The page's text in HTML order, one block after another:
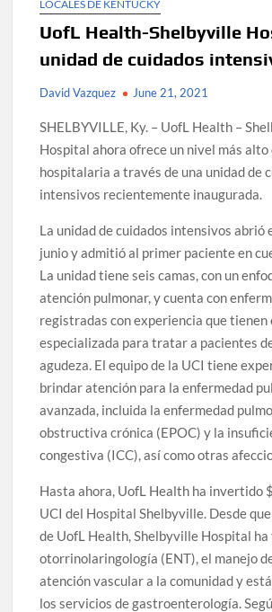
LOCALES DE KENTUCKY
UofL Health-Shelbyville
unidad de cuidados
David Vazquez June 21, 2021
SHELBYVILLE, Ky. – UofL Health –
Hospital ahora ofrece un nivel más alto
hospitalaria a través de una unidad de
intensivos recientemente inaugurada.
La unidad de cuidados intensivos abrió
junio y admitió al primer paciente en
La unidad tiene seis camas, con un
atención pulmonar, y cuenta con
registradas con experiencia que tienen
especializada para tratar a pacientes
agudeza. El equipo de la UCI tiene
brindar atención para la enfermedad
avanzada, incluida la enfermedad
obstructiva crónica (EPOC) y la
congestiva (ICC), así como otras
Hasta ahora, UofL Health ha invertido
UCI del Hospital Shelbyville. Desde
de UofL Health, Shelbyville Hospital
otorrinolaringología (ENT), el manejo
atención vascular a la comunidad y
los servicios de gastroenterología.